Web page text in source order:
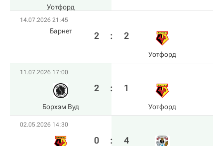
Уотфорд
14.07.2026 21:45
Барнет 2 : 2
Уотфорд
11.07.2026 17:00
Борхэм Вуд
2 : 1
Уотфорд
02.05.2026 14:30
0 : 4